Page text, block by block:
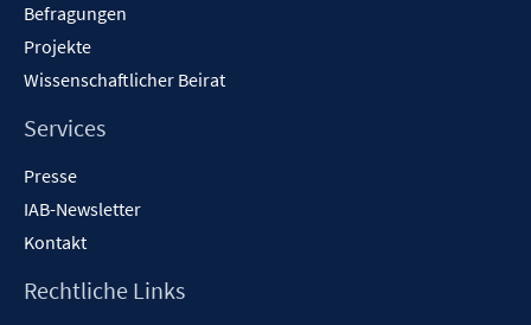
Befragungen
Projekte
Wissenschaftlicher Beirat
Services
Presse
IAB-Newsletter
Kontakt
Rechtliche Links